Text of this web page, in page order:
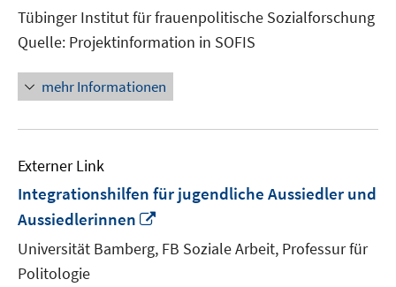
Tübinger Institut für frauenpolitische Sozialforschung
Quelle: Projektinformation in SOFIS
mehr Informationen
Externer Link
Integrationshilfen für jugendliche Aussiedler und
Aussiedlerinnen
Fenster
Universität Bamberg, FB Soziale Arbeit, Professur für
Politologie